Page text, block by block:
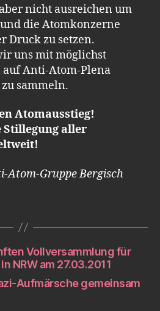
nicht ausreichen um
die Atomkonzerne
Druck zu setzen.
uns mit möglichst
Anti-Atom-Plena
sammeln.
Atomausstieg!
Stillegung aller
Atom-Gruppe Bergisch
Vollversammlung für
NRW am 27.03.2011
Aufmärsche gemeinsam